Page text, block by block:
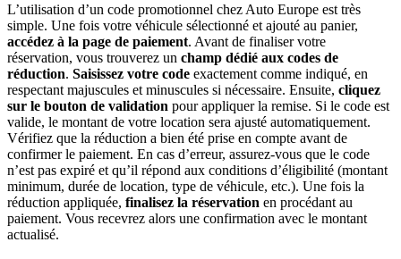
L’utilisation d’un code promotionnel chez Auto Europe est très
simple. Une fois votre véhicule sélectionné et ajouté au panier,
accédez à la page de paiement. Avant de finaliser votre
réservation, vous trouverez un champ dédié aux codes de
réduction. Saisissez votre code exactement comme indiqué, en
respectant majuscules et minuscules si nécessaire. Ensuite, cliquez
sur le bouton de validation pour appliquer la remise. Si le code est
valide, le montant de votre location sera ajusté automatiquement.
Vérifiez que la réduction a bien été prise en compte avant de
confirmer le paiement. En cas d’erreur, assurez-vous que le code
n’est pas expiré et qu’il répond aux conditions d’éligibilité (montant
minimum, durée de location, type de véhicule, etc.). Une fois la
réduction appliquée, finalisez la réservation en procédant au
paiement. Vous recevrez alors une confirmation avec le montant
actualisé.